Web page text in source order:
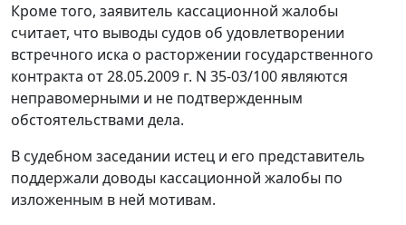
Кроме того, заявитель кассационной жалобы
считает, что выводы судов об удовлетворении
встречного иска о расторжении государственного
контракта от 28.05.2009 г. N 35-03/100 являются
неправомерными и не подтвержденным
обстоятельствами дела.
В судебном заседании истец и его представитель
поддержали доводы кассационной жалобы по
изложенным в ней мотивам.